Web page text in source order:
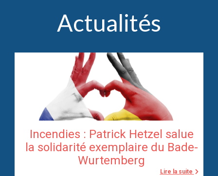
Actualités
Incendies : Patrick Hetzel salue
la solidarité exemplaire du Bade-
Wurtemberg
Lire la suite